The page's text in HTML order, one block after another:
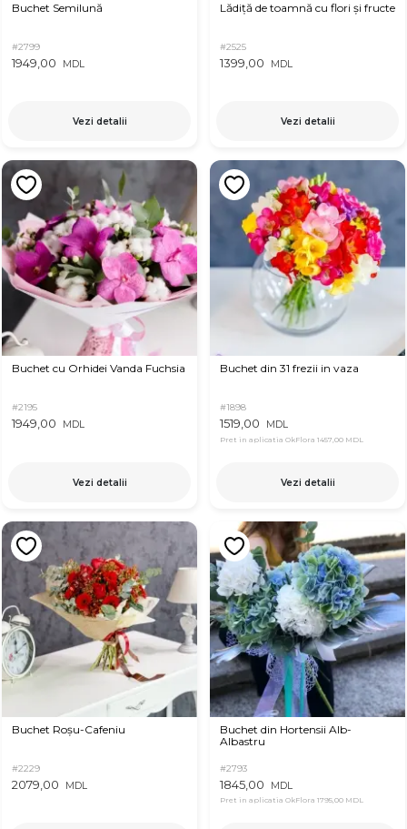
Buchet Semilună
#2799
1949,00 MDL
Vezi detalii
Lădiță de toamnă cu flori și fructe
#2525
1399,00 MDL
Vezi detalii
Buchet cu Orhidei Vanda Fuchsia
#2195
1949,00 MDL
Vezi detalii
Buchet din 31 frezii in vaza
#1898
1519,00 MDL
Pret in aplicatia OkFlora 1457,00 MDL
Vezi detalii
Buchet Roșu-Cafeniu
#2229
2079,00 MDL
Buchet din Hortensii Alb-
Albastru
#2793
1845,00 MDL
Pret in aplicatia OkFlora 1795,00 MDL